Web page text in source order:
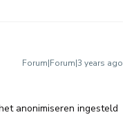
Forum|Forum|3 years ago
anonimiseren ingesteld